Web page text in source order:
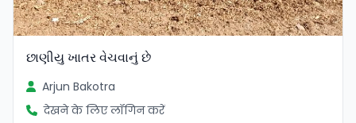
છાણીયુ ખાતર વેચવાનું છે
Arjun Bakotra
देखने के लिए लॉगिन करें